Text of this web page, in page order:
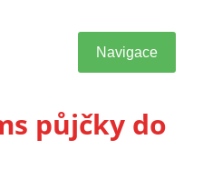
Navigace
půjčky do